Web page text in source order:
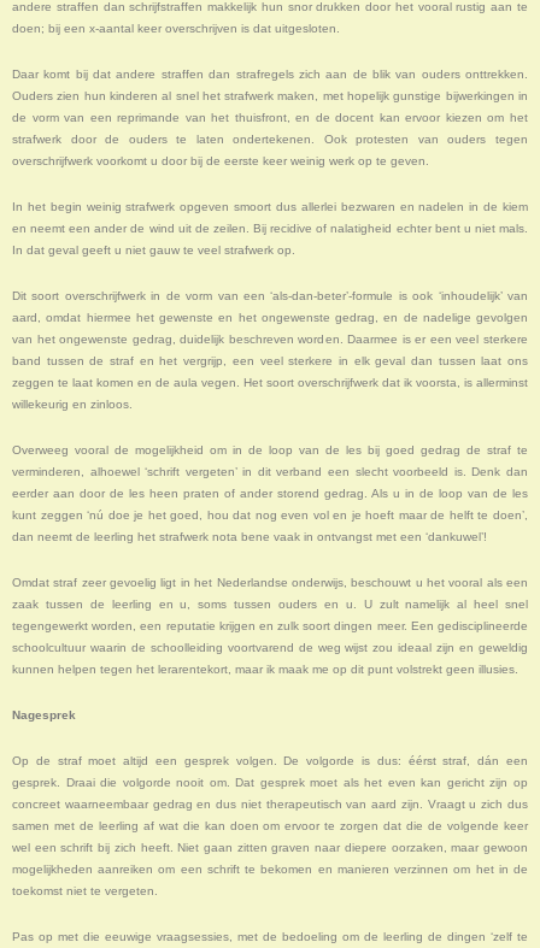
andere straffen dan schrijfstraffen makkelijk hun snor drukken door het vooral rustig aan te
doen; bij een x-aantal keer overschrijven is dat uitgesloten.
Daar komt bij dat andere straffen dan strafregels zich aan de blik van ouders onttrekken.
Ouders zien hun kinderen al snel het strafwerk maken, met hopelijk gunstige bijwerkingen in
de vorm van een reprimande van het thuisfront, en de docent kan ervoor kiezen om het
strafwerk door de ouders te laten ondertekenen. Ook protesten van ouders tegen
overschrijfwerk voorkomt u door bij de eerste keer weinig werk op te geven.
In het begin weinig strafwerk opgeven smoort dus allerlei bezwaren en nadelen in de kiem
en neemt een ander de wind uit de zeilen. Bij recidive of nalatigheid echter bent u niet mals.
In dat geval geeft u niet gauw te veel strafwerk op.
Dit soort overschrijfwerk in de vorm van een ‘als-dan-beter’-formule is ook ‘inhoudelijk’ van
aard, omdat hiermee het gewenste en het ongewenste gedrag, en de nadelige gevolgen
van het ongewenste gedrag, duidelijk beschreven worden. Daarmee is er een veel sterkere
band tussen de straf en het vergrijp, een veel sterkere in elk geval dan tussen laat ons
zeggen te laat komen en de aula vegen. Het soort overschrijfwerk dat ik voorsta, is allerminst
willekeurig en zinloos.
Overweeg vooral de mogelijkheid om in de loop van de les bij goed gedrag de straf te
verminderen, alhoewel ‘schrift vergeten’ in dit verband een slecht voorbeeld is. Denk dan
eerder aan door de les heen praten of ander storend gedrag. Als u in de loop van de les
kunt zeggen ‘nú doe je het goed, hou dat nog even vol en je hoeft maar de helft te doen’,
dan neemt de leerling het strafwerk nota bene vaak in ontvangst met een ‘dankuwel’!
Omdat straf zeer gevoelig ligt in het Nederlandse onderwijs, beschouwt u het vooral als een
zaak tussen de leerling en u, soms tussen ouders en u. U zult namelijk al heel snel
tegengewerkt worden, een reputatie krijgen en zulk soort dingen meer. Een gedisciplineerde
schoolcultuur waarin de schoolleiding voortvarend de weg wijst zou ideaal zijn en geweldig
kunnen helpen tegen het lerarentekort, maar ik maak me op dit punt volstrekt geen illusies.
Nagesprek
Op de straf moet altijd een gesprek volgen. De volgorde is dus: éérst straf, dán een
gesprek. Draai die volgorde nooit om. Dat gesprek moet als het even kan gericht zijn op
concreet waarneembaar gedrag en dus niet therapeutisch van aard zijn. Vraagt u zich dus
samen met de leerling af wat die kan doen om ervoor te zorgen dat die de volgende keer
wel een schrift bij zich heeft. Niet gaan zitten graven naar diepere oorzaken, maar gewoon
mogelijkheden aanreiken om een schrift te bekomen en manieren verzinnen om het in de
toekomst niet te vergeten.
Pas op met die eeuwige vraagsessies, met de bedoeling om de leerling de dingen ‘zelf te